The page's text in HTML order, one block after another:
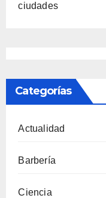
ciudades
Categorías
Actualidad
Barbería
Ciencia